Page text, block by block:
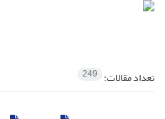
تعداد مقالات: 249